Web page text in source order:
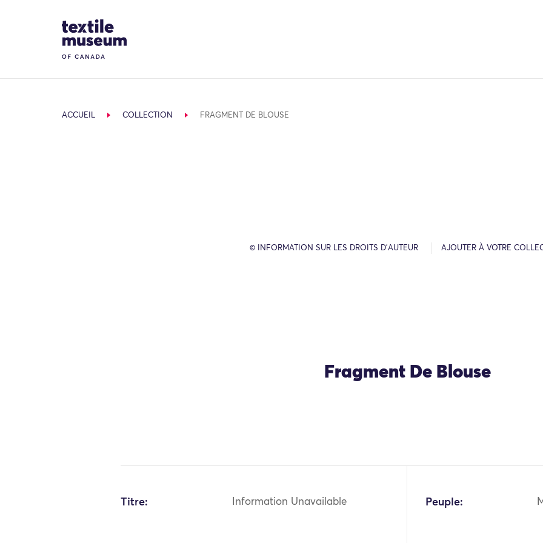
Site Logo
ACCUEIL COLLECTION FRAGMENT DE BLOUSE
© INFORMATION SUR LES DROITS D’AUTEUR AJOUTER À VOTRE
Fragment De Blouse
Titre: Information Unavailable Peuple: